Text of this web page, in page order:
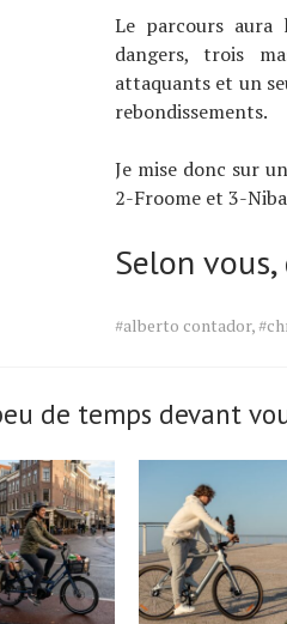
Le parcours aura
dangers, trois
attaquants et un
rebondissements.
Je mise donc sur
2-Froome et 3-
Selon vous,
Tags
#alberto contador,
de temps devant